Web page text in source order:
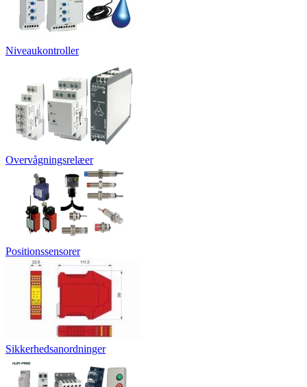
Niveaukontroller
Overvågningsrelæer
Positionssensorer
Sikkerhedsanordninger